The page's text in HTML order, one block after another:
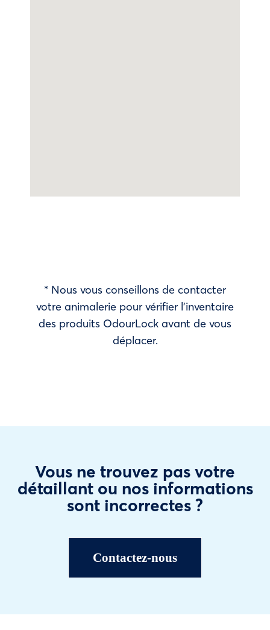
* Nous vous conseillons de contacter
votre animalerie pour vérifier l’inventaire
des produits OdourLock avant de vous
déplacer.
Vous ne trouvez pas votre
détaillant ou nos informations
sont incorrectes ?
Contactez-nous